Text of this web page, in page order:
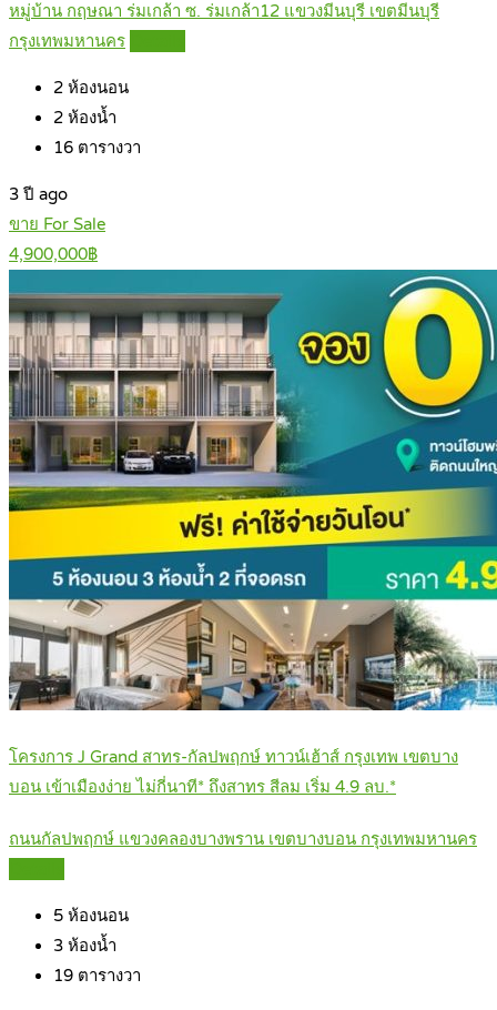
หมู่บ้าน กฤษณา ร่มเกล้า ซ. ร่มเกล้า12 แขวงมีนบุรี เขตมีนบุรี
กรุงเทพมหานคร
2 ห้องนอน
2 ห้องน้ำ
16 ตารางวา
3 ปี ago
ขาย For Sale
4,900,000฿
โครงการ J Grand สาทร-กัลปพฤกษ์ ทาวน์เฮ้าส์ กรุงเทพ เขตบาง
บอน เข้าเมืองง่าย ไม่กี่นาที* ถึงสาทร สีลม เริ่ม 4.9 ลบ.*
ถนนกัลปพฤกษ์ แขวงคลองบางพราน เขตบางบอน กรุงเทพมหานคร
5 ห้องนอน
3 ห้องน้ำ
19 ตารางวา